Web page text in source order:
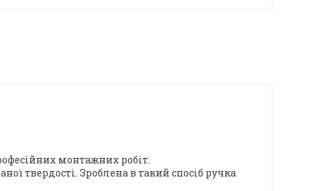
монтажних робіт.
твердості. Зроблена в такий спосіб ручка